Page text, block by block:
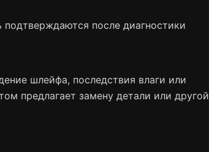
после диагностики
шлейфа, последствия влаги или
предлагает замену детали или другой